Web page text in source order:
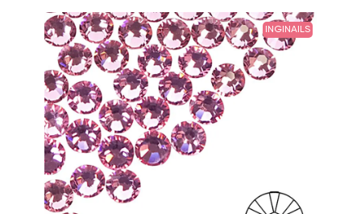
INGINAILS